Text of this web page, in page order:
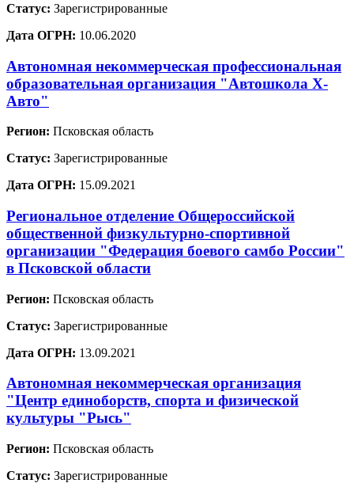
Статус: Зарегистрированные
Дата ОГРН: 10.06.2020
Автономная некоммерческая профессиональная
образовательная организация "Автошкола Х-
Авто"
Регион: Псковская область
Статус: Зарегистрированные
Дата ОГРН: 15.09.2021
Региональное отделение Общероссийской
общественной физкультурно-спортивной
организации "Федерация боевого самбо России"
в Псковской области
Регион: Псковская область
Статус: Зарегистрированные
Дата ОГРН: 13.09.2021
Автономная некоммерческая организация
"Центр единоборств, спорта и физической
культуры "Рысь"
Регион: Псковская область
Статус: Зарегистрированные